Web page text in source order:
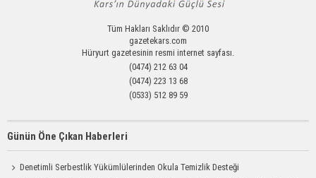
Tüm Hakları Saklıdır © 2010
gazetekars.com
Hüryurt gazetesinin resmi internet sayfası.
(0474) 212 63 04
(0474) 223 13 68
(0533) 512 89 59
Günün Öne Çıkan Haberleri
Denetimli Serbestlik Yükümlülerinden Okula Temizlik Desteği